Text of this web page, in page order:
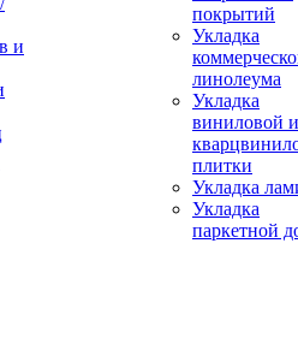
покрытий
Укладка
линолеума
Укладка
виниловой и
плитки
Укладка
Укладка
паркетной